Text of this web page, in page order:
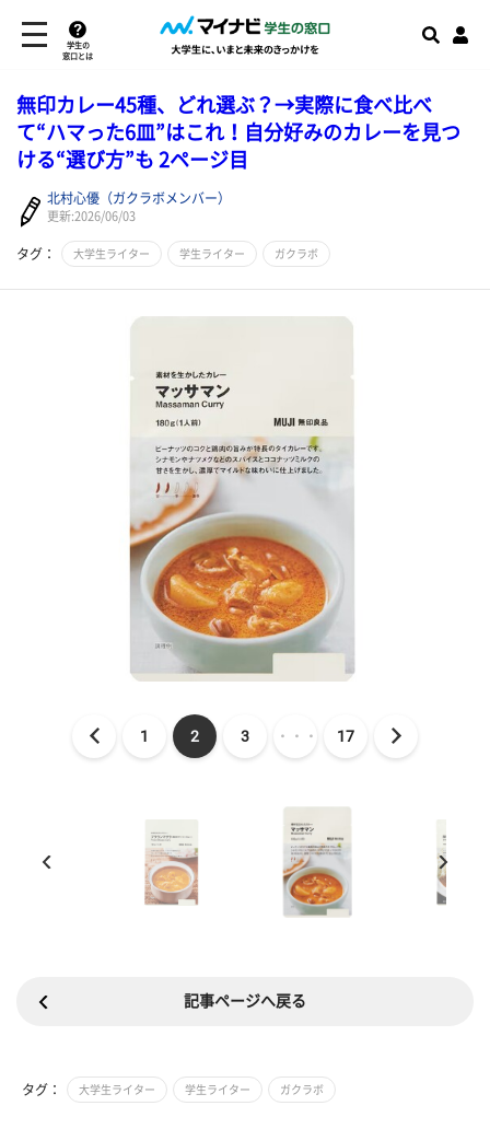
学生の
窓口とは
無印カレー45種、どれ選ぶ？→実際に食べ比べ
て“ハマった6皿”はこれ！自分好みのカレーを見つ
ける“選び方”も 2ページ目
北村心優（ガクラボメンバー）
更新:2026/06/03
タグ： 大学生ライター 学生ライター ガクラボ
1 2 3 ・・・ 17
記事ページへ戻る
タグ： 大学生ライター 学生ライター ガクラボ